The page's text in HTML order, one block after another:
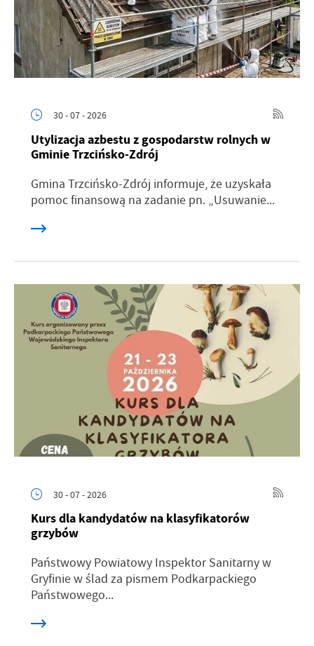
30 - 07 - 2026
Utylizacja azbestu z gospodarstw rolnych w
Gminie Trzcińsko-Zdrój
Gmina Trzcińsko-Zdrój informuje, że uzyskała
pomoc finansową na zadanie pn. „Usuwanie...
30 - 07 - 2026
Kurs dla kandydatów na klasyfikatorów
grzybów
Państwowy Powiatowy Inspektor Sanitarny w
Gryfinie w ślad za pismem Podkarpackiego
Państwowego...